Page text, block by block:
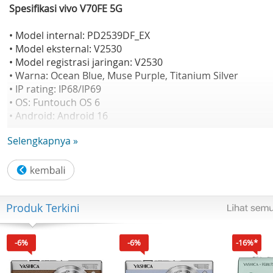
Spesifikasi vivo V70FE 5G
• Model internal: PD2539DF_EX
• Model eksternal: V2530
• Model registrasi jaringan: V2530
• Warna: Ocean Blue, Muse Purple, Titanium Silver
• IP rating: IP68/IP69
• OS: Funtouch OS 6
• Android: Android 16
• CPU: Octa-core, 4nm
• RAM/ROM: 8GB+256GB, 12GB+256GB, 8GB+512GB
• Tipe RAM: LPDDR5
• Tipe ROM: UFS 3.1
• Ekspansi RAM: Hingga 8GB/12GB
• Ekspansi ROM: Tidak didukung
• Baterai: 7000mAh (tipikal), 6870mAh (rated)
• Pengisian daya: 90W
• Tipe baterai: Li-ion
Selengkapnya »
Produk Terkini
-6% -6% -16%*